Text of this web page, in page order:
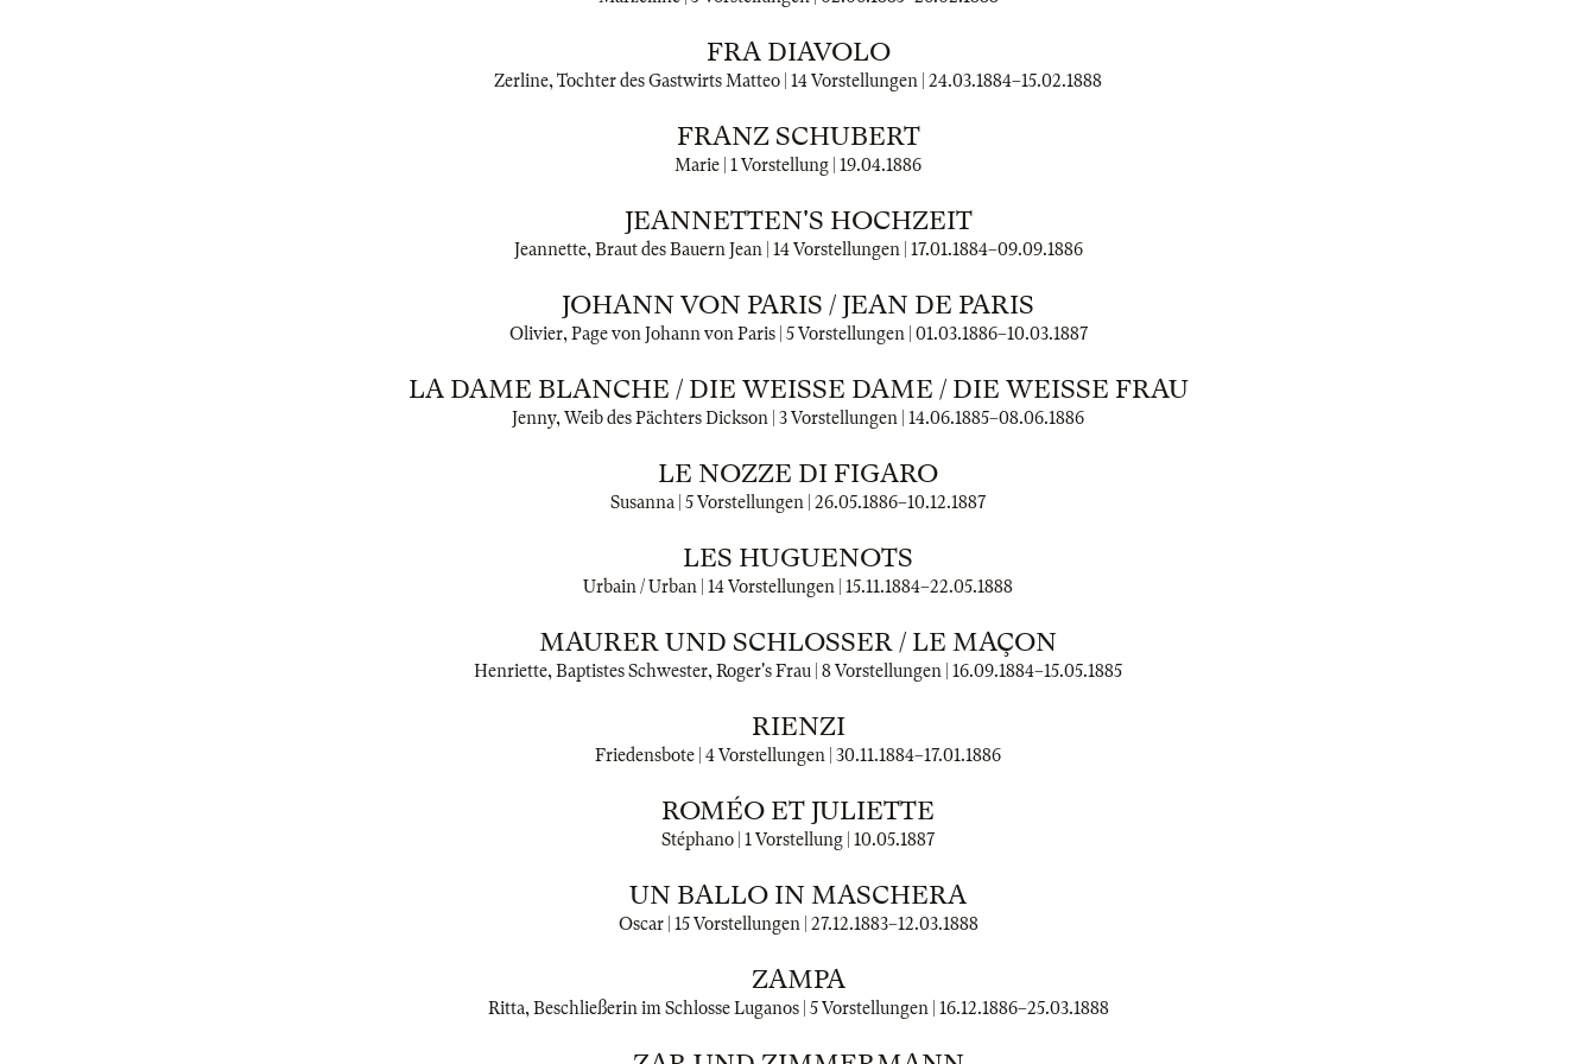
FRA DIAVOLO
Zerline, Tochter des Gastwirts Matteo | 14 Vorstellungen | 24.03.1884–15.02.1888
FRANZ SCHUBERT
Marie | 1 Vorstellung | 19.04.1886
JEANNETTEN'S HOCHZEIT
Jeannette, Braut des Bauern Jean | 14 Vorstellungen | 17.01.1884–09.09.1886
JOHANN VON PARIS / JEAN DE PARIS
Olivier, Page von Johann von Paris | 5 Vorstellungen | 01.03.1886–10.03.1887
LA DAME BLANCHE / DIE WEISSE DAME / DIE WEISSE FRAU
Jenny, Weib des Pächters Dickson | 3 Vorstellungen | 14.06.1885–08.06.1886
LE NOZZE DI FIGARO
Susanna | 5 Vorstellungen | 26.05.1886–10.12.1887
LES HUGUENOTS
Urbain / Urban | 14 Vorstellungen | 15.11.1884–22.05.1888
MAURER UND SCHLOSSER / LE MAÇON
Henriette, Baptistes Schwester, Roger's Frau | 8 Vorstellungen | 16.09.1884–15.05.1885
RIENZI
Friedensbote | 4 Vorstellungen | 30.11.1884–17.01.1886
ROMÉO ET JULIETTE
Stéphano | 1 Vorstellung | 10.05.1887
UN BALLO IN MASCHERA
Oscar | 15 Vorstellungen | 27.12.1883–12.03.1888
ZAMPA
Ritta, Beschließerin im Schlosse Luganos | 5 Vorstellungen | 16.12.1886–25.03.1888